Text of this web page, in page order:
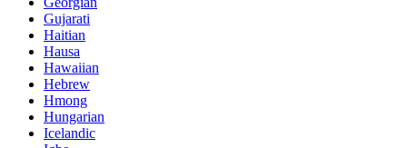
Gujarati
Haitian
Hausa
Hawaiian
Hebrew
Hmong
Hungarian
Icelandic